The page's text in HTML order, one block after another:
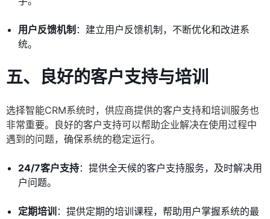
用户反馈机制 ：建立用户反馈机制，不断优化和改进系
统。
五、良好的客户支持与培训
选择智能CRM系统时，供应商提供的客户支持和培训服务也
非常重要。良好的客户支持可以帮助企业解决在使用过程中
遇到的问题，确保系统的稳定运行。
24/7客户支持：提供全天候的客户支持服务，及时解决用
户问题。
定期培训 ：提供定期的培训课程，帮助用户掌握系统的最